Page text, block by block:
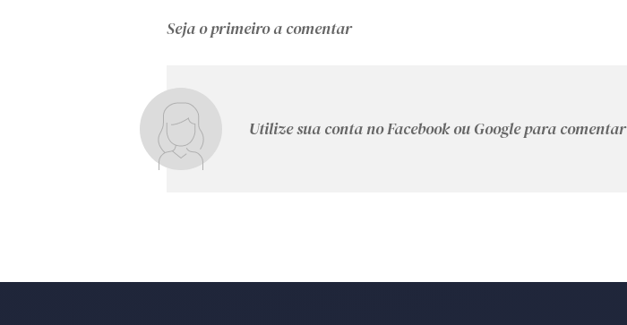
Seja o primeiro a comentar
Utilize sua conta no Facebook ou Google para comentar